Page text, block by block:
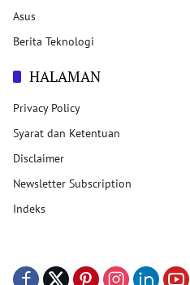
Asus
Berita Teknologi
HALAMAN
Privacy Policy
Syarat dan Ketentuan
Disclaimer
Newsletter Subscription
Indeks